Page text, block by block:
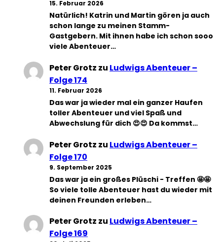
15. Februar 2026
Natürlich! Katrin und Martin gören ja auch
schon lange zu meinen Stamm-
Gastgebern. Mit ihnen habe ich schon sooo
viele Abenteuer…
Peter Grotz zu Ludwigs Abenteuer –
Folge 174
11. Februar 2026
Das war ja wieder mal ein ganzer Haufen
toller Abenteuer und viel Spaß und
Abwechslung für dich 😍😍 Da kommst…
Peter Grotz zu Ludwigs Abenteuer –
Folge 170
9. September 2025
Das war ja ein großes Plüschi - Treffen 🤩🤩
So viele tolle Abenteuer hast du wieder mit
deinen Freunden erleben…
Peter Grotz zu Ludwigs Abenteuer –
Folge 169